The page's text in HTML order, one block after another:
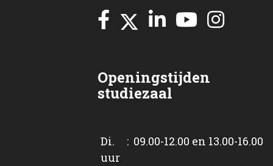
Openingstijden
studiezaal
Di. : 09.00-12.00 en 13.00-16.00
uur